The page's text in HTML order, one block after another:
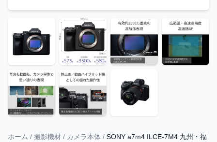
ホーム / 撮影機材 / カメラ本体 / SONY a7m4 ILCE-7M4 九州・福